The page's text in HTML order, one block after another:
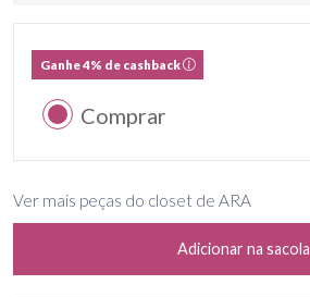
Ganhe 4% de cashback
Comprar
Ver mais peças do closet de ARA
Adicionar na sacola